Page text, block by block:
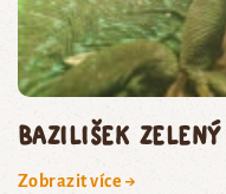
bazilišek zelený
Zobrazit více →